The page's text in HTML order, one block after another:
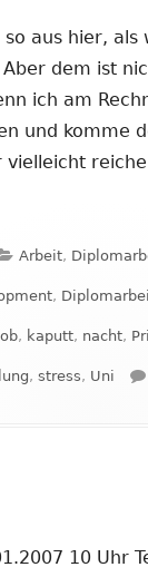
so aus hier,
dem ist
ich am
und komme
vielleicht
Kategorien
Arbeit,
,
, kaputt, nacht,
, stress, Uni
10 Uhr